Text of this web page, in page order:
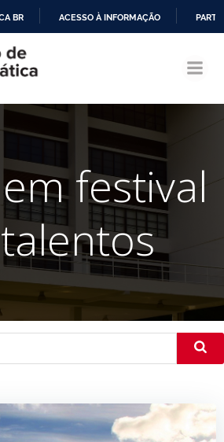
CONTEÚDO
BR ACESSO À INFORMAÇÃO
festival